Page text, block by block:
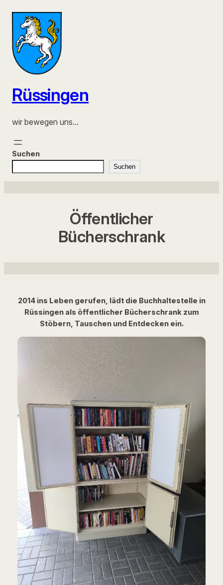
springen
Rüssingen
wir bewegen uns…
Suchen
Suchen
Öffentlicher
Bücherschrank
2014 ins Leben gerufen, lädt die Buchhaltestelle in
Rüssingen als öffentlicher Bücherschrank zum
Stöbern, Tauschen und Entdecken ein.